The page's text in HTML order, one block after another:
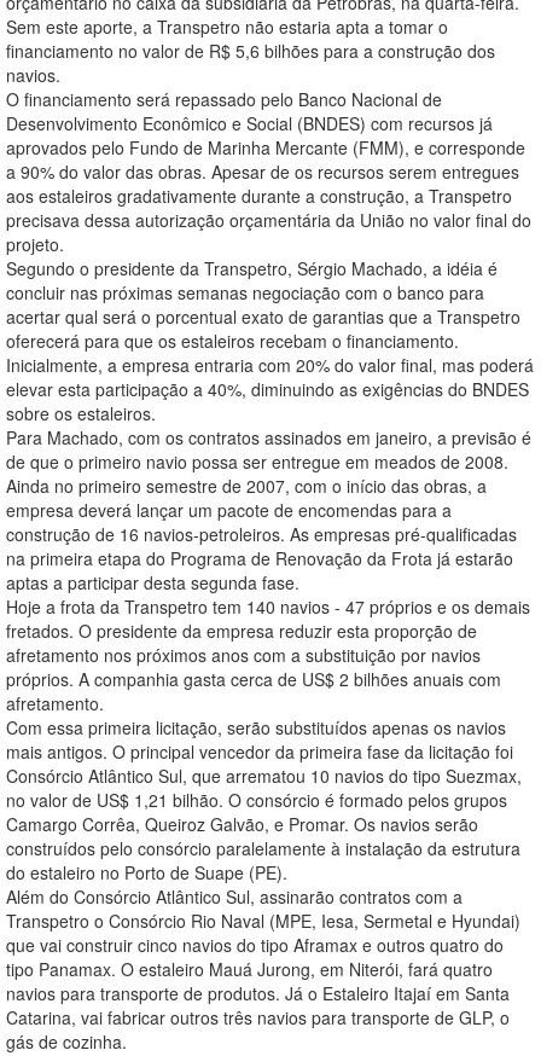
Sem este aporte, a Transpetro não estaria apta a tomar o
financiamento no valor de R$ 5,6 bilhões para a construção dos
navios.
O financiamento será repassado pelo Banco Nacional de
Desenvolvimento Econômico e Social (BNDES) com recursos já
aprovados pelo Fundo de Marinha Mercante (FMM), e corresponde
a 90% do valor das obras. Apesar de os recursos serem entregues
aos estaleiros gradativamente durante a construção, a Transpetro
precisava dessa autorização orçamentária da União no valor final do
projeto.
Segundo o presidente da Transpetro, Sérgio Machado, a idéia é
concluir nas próximas semanas negociação com o banco para
acertar qual será o porcentual exato de garantias que a Transpetro
oferecerá para que os estaleiros recebam o financiamento.
Inicialmente, a empresa entraria com 20% do valor final, mas poderá
elevar esta participação a 40%, diminuindo as exigências do BNDES
sobre os estaleiros.
Para Machado, com os contratos assinados em janeiro, a previsão é
de que o primeiro navio possa ser entregue em meados de 2008.
Ainda no primeiro semestre de 2007, com o início das obras, a
empresa deverá lançar um pacote de encomendas para a
construção de 16 navios-petroleiros. As empresas pré-qualificadas
na primeira etapa do Programa de Renovação da Frota já estarão
aptas a participar desta segunda fase.
Hoje a frota da Transpetro tem 140 navios - 47 próprios e os demais
fretados. O presidente da empresa reduzir esta proporção de
afretamento nos próximos anos com a substituição por navios
próprios. A companhia gasta cerca de US$ 2 bilhões anuais com
afretamento.
Com essa primeira licitação, serão substituídos apenas os navios
mais antigos. O principal vencedor da primeira fase da licitação foi
Consórcio Atlântico Sul, que arrematou 10 navios do tipo Suezmax,
no valor de US$ 1,21 bilhão. O consórcio é formado pelos grupos
Camargo Corrêa, Queiroz Galvão, e Promar. Os navios serão
construídos pelo consórcio paralelamente à instalação da estrutura
do estaleiro no Porto de Suape (PE).
Além do Consórcio Atlântico Sul, assinarão contratos com a
Transpetro o Consórcio Rio Naval (MPE, Iesa, Sermetal e Hyundai)
que vai construir cinco navios do tipo Aframax e outros quatro do
tipo Panamax. O estaleiro Mauá Jurong, em Niterói, fará quatro
navios para transporte de produtos. Já o Estaleiro Itajaí em Santa
Catarina, vai fabricar outros três navios para transporte de GLP, o
gás de cozinha.